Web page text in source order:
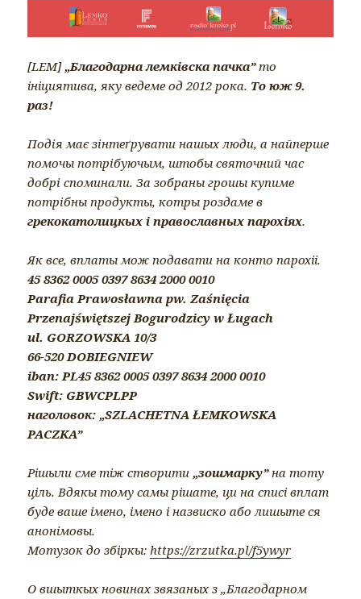
[LEM]„Благодарна лемківска пачка”то
ініциятива, яку ведеме од 2012 рока. То юж 9.
раз!
Подiя має зiнтеґрувати нашых люди, а найперше
помочы потрiбуючым, штобы святочний час
добрi споминали. За зобраны грошы купиме
потрiбны продукты, котры роздаме в
грекокатолицкых і православных парохiях.
Як все, вплаты мож подавати на конто парохіі.
45 8362 0005 0397 8634 2000 0010
Parafia Prawosławna pw. Zaśnięcia
Przenajświętszej Bogurodzicy w Ługach
ul. GORZOWSKA 10/3
66-520 DOBIEGNIEW
iban: PL45 8362 0005 0397 8634 2000 0010
Swift: GBWCPLPP
наголовок: „SZLACHETNA ŁEMKOWSKA
PACZKA”
Рішыли сме тіж створити„зошмарку”на тоту
ціль. Вдякы тому самы рішате, ци на списі вплат
буде ваше імено, імено і назвиско або лишыте ся
анонімовы.
Мотузок до збіркы:https://zrzutka.pl/f5ywyr
О вшыткых новинах звязаных з „Благодарном